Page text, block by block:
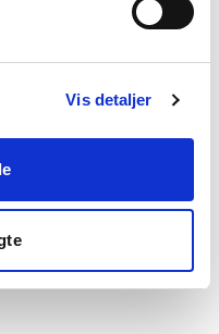
Vis detaljer